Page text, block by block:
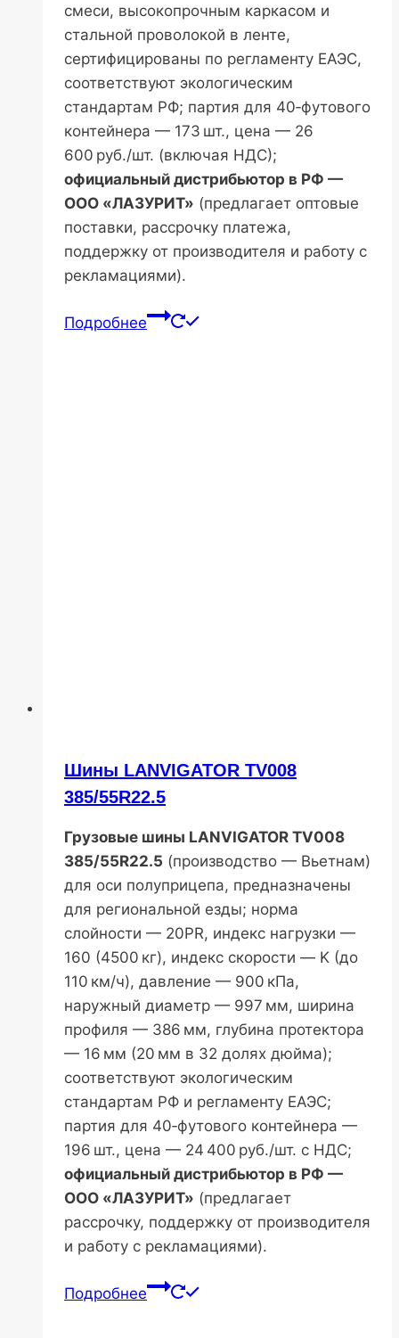
смеси, высокопрочным каркасом и
стальной проволокой в ленте,
сертифицированы по регламенту ЕАЭС,
соответствуют экологическим
стандартам РФ; партия для 40‑футового
контейнера — 173 шт., цена — 26
600 руб./шт. (включая НДС);
официальный дистрибьютор в РФ —
ООО «ЛАЗУРИТ» (предлагает оптовые
поставки, рассрочку платежа,
поддержку от производителя и работу с
рекламациями).
Подробнее
Шины LANVIGATOR TV008
385/55R22.5
Грузовые шины LANVIGATOR TV008
385/55R22.5 (производство — Вьетнам)
для оси полуприцепа, предназначены
для региональной езды; норма
слойности — 20PR, индекс нагрузки —
160 (4500 кг), индекс скорости — K (до
110 км/ч), давление — 900 кПа,
наружный диаметр — 997 мм, ширина
профиля — 386 мм, глубина протектора
— 16 мм (20 мм в 32 долях дюйма);
соответствуют экологическим
стандартам РФ и регламенту ЕАЭС;
партия для 40‑футового контейнера —
196 шт., цена — 24 400 руб./шт. с НДС;
официальный дистрибьютор в РФ —
ООО «ЛАЗУРИТ» (предлагает
рассрочку, поддержку от производителя
и работу с рекламациями).
Подробнее